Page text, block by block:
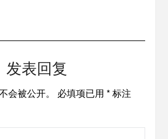
发表回复
会被公开。 必填项已用 *标注